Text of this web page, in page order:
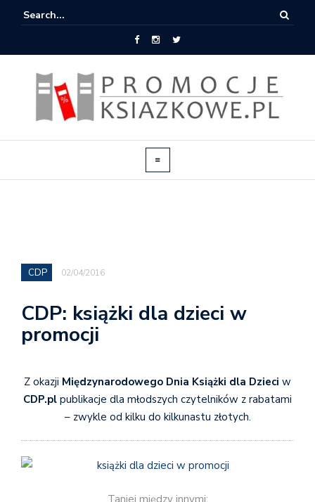
CDP 02/04/2016
CDP: książki dla dzieci w
promocji
Z okazji Międzynarodowego Dnia Książki dla Dzieci w
CDP.pl publikacje dla młodszych czytelników z rabatami
– zwykle od kilku do kilkunastu złotych.
Taniej między innymi: